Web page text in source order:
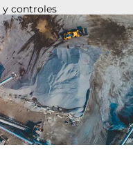
y controles
procesos de
para la
abrasivas y
oro y más.